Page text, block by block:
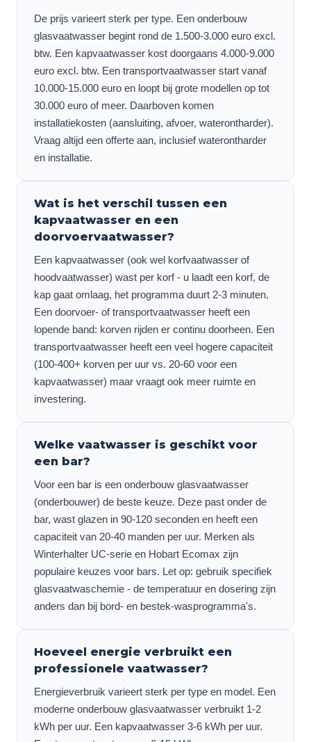
De prijs varieert sterk per type. Een onderbouw
glasvaatwasser begint rond de 1.500-3.000 euro excl.
btw. Een kapvaatwasser kost doorgaans 4.000-9.000
euro excl. btw. Een transportvaatwasser start vanaf
10.000-15.000 euro en loopt bij grote modellen op tot
30.000 euro of meer. Daarboven komen
installatiekosten (aansluiting, afvoer, waterontharder).
Vraag altijd een offerte aan, inclusief waterontharder
en installatie.
Wat is het verschil tussen een
kapvaatwasser en een
doorvoervaatwasser?
Een kapvaatwasser (ook wel korfvaatwasser of
hoodvaatwasser) wast per korf - u laadt een korf, de
kap gaat omlaag, het programma duurt 2-3 minuten.
Een doorvoer- of transportvaatwasser heeft een
lopende band: korven rijden er continu doorheen. Een
transportvaatwasser heeft een veel hogere capaciteit
(100-400+ korven per uur vs. 20-60 voor een
kapvaatwasser) maar vraagt ook meer ruimte en
investering.
Welke vaatwasser is geschikt voor
een bar?
Voor een bar is een onderbouw glasvaatwasser
(onderbouwer) de beste keuze. Deze past onder de
bar, wast glazen in 90-120 seconden en heeft een
capaciteit van 20-40 manden per uur. Merken als
Winterhalter UC-serie en Hobart Ecomax zijn
populaire keuzes voor bars. Let op: gebruik specifiek
glasvaatwaschemie - de temperatuur en dosering zijn
anders dan bij bord- en bestek-wasprogramma's.
Hoeveel energie verbruikt een
professionele vaatwasser?
Energieverbruik varieert sterk per type en model. Een
moderne onderbouw glasvaatwasser verbruikt 1-2
kWh per uur. Een kapvaatwasser 3-6 kWh per uur.